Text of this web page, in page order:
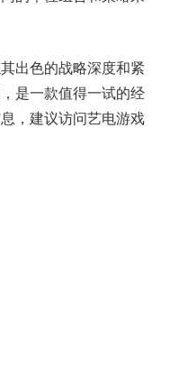
出色的战略深度和紧
是一款值得一试的经
，建议访问艺电游戏